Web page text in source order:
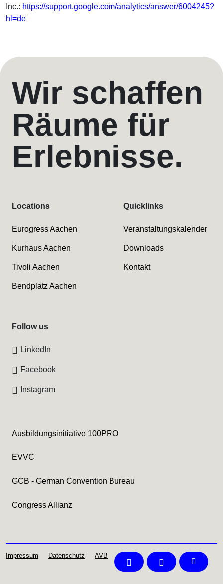
Inc.: https://support.google.com/analytics/answer/6004245?
hl=de
Wir schaffen
Räume für
Erlebnisse.
Ausbildungsinitiative 100PRO
EVVC
GCB - German Convention Bureau
Congress Allianz
Locations
Eurogress Aachen
Kurhaus Aachen
Tivoli Aachen
Bendplatz Aachen
Quicklinks
Veranstaltungskalender
Downloads
Kontakt
Follow us
LinkedIn
Facebook
Instagram
Impressum Datenschutz AVB